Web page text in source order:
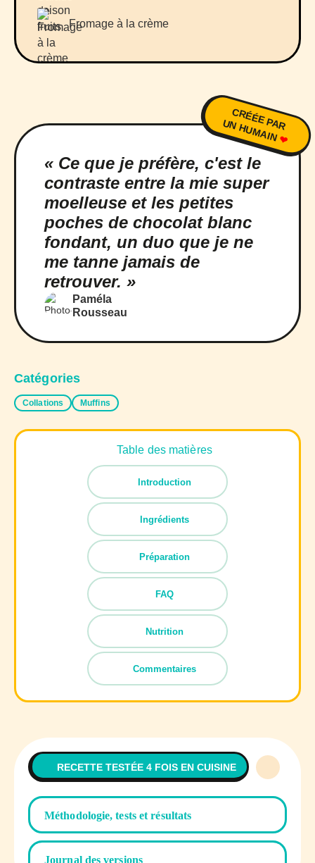
Fromage à la crème
CRÉÉE PAR
UN HUMAIN❤
« Ce que je préfère, c'est le
contraste entre la mie super
moelleuse et les petites
poches de chocolat blanc
fondant, un duo que je ne
me tanne jamais de
retrouver. »
Paméla
Rousseau
Catégories
Collations Muffins
Table des matières
Introduction
Ingrédients
Préparation
FAQ
Nutrition
Commentaires
RECETTE TESTÉE 4 FOIS EN CUISINE
Méthodologie, tests et résultats
Journal des versions